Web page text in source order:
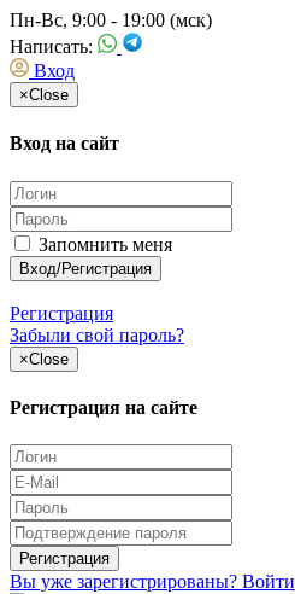
Пн-Вс, 9:00 - 19:00 (мск)
Написать:
Вход
×Close
Вход на сайт
Запомнить меня
Регистрация
Забыли свой пароль?
×Close
Регистрация на сайте
Вы уже зарегистрированы? Войти